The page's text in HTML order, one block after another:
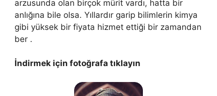
arzusunda olan birçok mürit vardı, hatta bir
anlığına bile olsa. Yıllardır garip bilimlerin kimya
gibi yüksek bir fiyata hizmet ettiği bir zamandan
ber .
İndirmek için fotoğrafa tıklayın